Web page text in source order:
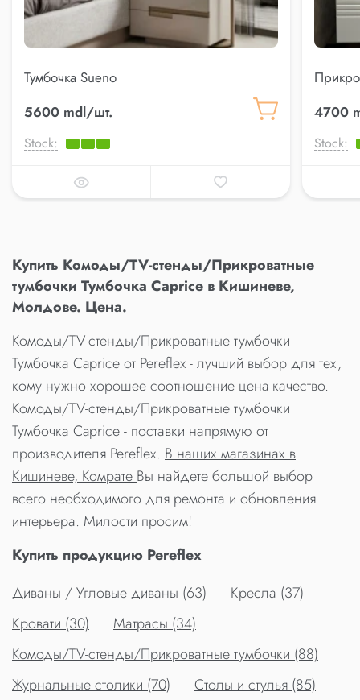
Тумбочка Sueno
5600 mdl/шт.
Stock:
4700
Stock:
Купить Комоды/TV-стенды/Прикроватные
тумбочки Тумбочка Caprice в Кишиневе,
Молдове. Цена.
Комоды/TV-стенды/Прикроватные тумбочки
Тумбочка Caprice от Pereflex - лучший выбор для тех,
кому нужно хорошее соотношение цена-качество.
Комоды/TV-стенды/Прикроватные тумбочки
Тумбочка Caprice - поставки напрямую от
производителя Pereflex. В наших магазинах в
Кишиневе, КомратеВы найдете большой выбор
всего необходимого для ремонта и обновления
интерьера. Милости просим!
Купить продукцию Pereflex
Диваны / Угловые диваны (63)
Кресла (37)
Кровати (30)
Матрасы (34)
Комоды/TV-стенды/Прикроватные тумбочки (88)
Журнальные столики (70)
Столы и стулья (85)